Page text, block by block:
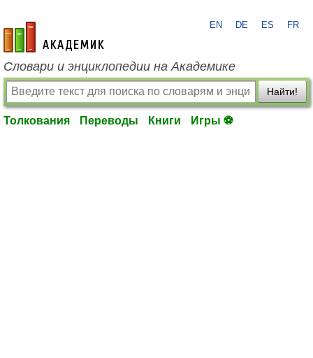
academic.ru
EN DE ES FR
Словари и энциклопедии на Академике
Найти!
Толкования Переводы Книги Игры ⚽